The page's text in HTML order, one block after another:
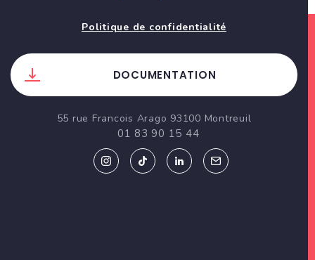
Politique de confidentialité
DOCUMENTATION
55 rue Francois Arago 93100 Montreuil
01 83 90 15 44